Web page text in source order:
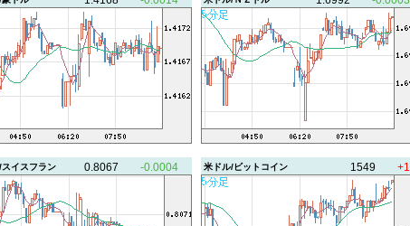
イスフラン 0.8067 -0.0004 米ドル/ビットコイン 1549 +1